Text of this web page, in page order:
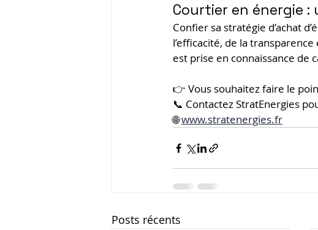
Courtier en énergie :
Confier sa stratégie d’achat
l’efficacité, de la
est prise en connaissance de
👉 Vous souhaitez faire le
📞 Contactez StratEnergies
🌐 www.stratenergies.fr
Posts récents